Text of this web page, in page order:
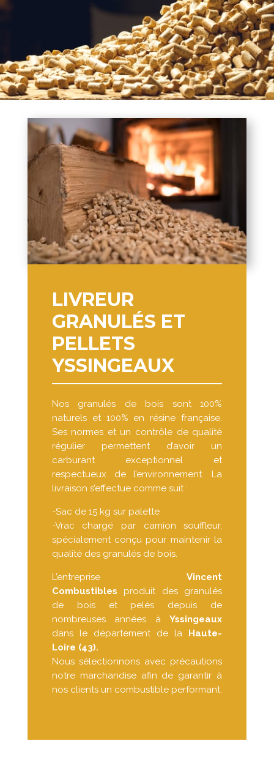
LIVREUR
GRANULÉS ET
PELLETS
YSSINGEAUX
Nos granulés de bois sont 100%
naturels et 100% en résine française.
Ses normes et un contrôle de qualité
régulier permettent d’avoir un
carburant exceptionnel et
respectueux de l’environnement. La
livraison s’effectue comme suit :
-Sac de 15 kg sur palette
-Vrac chargé par camion souffleur,
spécialement conçu pour maintenir la
qualité des granulés de bois.
L’entrepriseVincent
Combustibles produit des granulés
de bois et pelés depuis de
nombreuses années àYssingeaux
dans le département de la Haute-
Loire (43).
Nous sélectionnons avec précautions
notre marchandise afin de garantir à
nos clients un combustible performant.